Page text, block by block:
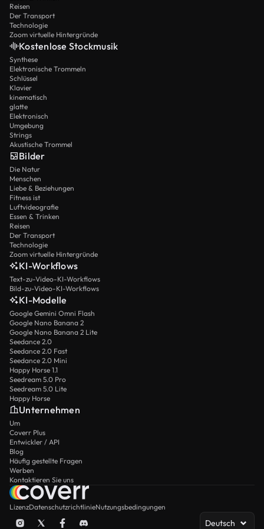
Reisen
Der Transport
Technologie
Zoom virtuelle Hintergründe
Kostenlose Stockmusik
Synthese
Elektronische Trommeln
Schlüssel
Klavier
kinematisch
glatte
Elektronisch
Umgebung
Strings
Akustische Trommel
Bilder
Die Natur
Menschen
Liebe & Beziehungen
Fitness ist
Luftvideografie
Essen & Trinken
Reisen
Der Transport
Technologie
Zoom virtuelle Hintergründe
KI-Workflows
Text-zu-Video-KI-Workflows
Bild-zu-Video-KI-Workflows
KI-Modelle
Google Gemini Omni Flash
Google Nano Banana 2
Google Nano Banana 2 Lite
Seedance 2.0
Seedance 2.0 Fast
Seedance 2.0 Mini
Happy Horse 1.1
Seedream 5.0 Pro
Seedream 5.0 Lite
Happy Horse
Unternehmen
Um
Coverr Plus
Entwickler / API
Blog
Häufig gestellte Fragen
Werben
Kontaktieren Sie uns
LizenzDatenschutzrichtlinieNutzungsbedingungen
Deutsch